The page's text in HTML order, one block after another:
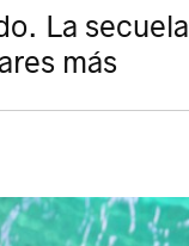
La secuela
más